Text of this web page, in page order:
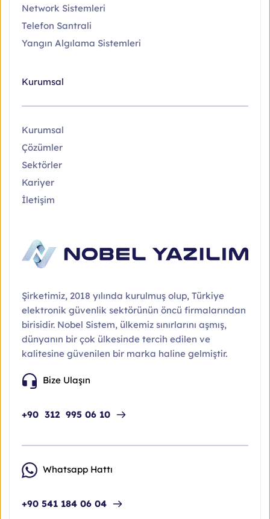
Şirketimiz, 2018 yılında kurulmuş olup, Türkiye
elektronik güvenlik sektörünün öncü firmalarından
birisidir. Nobel Sistem, ülkemiz sınırlarını aşmış,
dünyanın bir çok ülkesinde tercih edilen ve
kalitesine güvenilen bir marka haline gelmiştir.
Bize Ulaşın
+90 312 995 06 10
Whatsapp Hattı
+90 541 184 06 04
Kurumsal
Kurumsal
Çözümler
Sektörler
Kariyer
İletişim
Network Sistemleri
Telefon Santrali
Yangın Algılama Sistemleri